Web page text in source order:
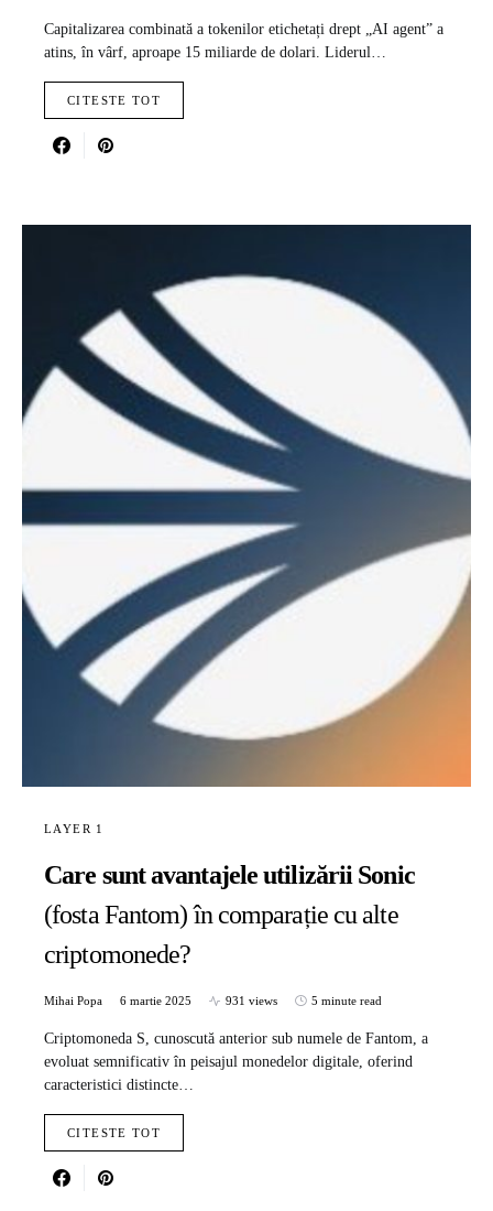
Capitalizarea combinată a tokenilor etichetați drept „AI agent” a
atins, în vârf, aproape 15 miliarde de dolari. Liderul…
CITESTE TOT
LAYER 1
Care sunt avantajele utilizării Sonic
(fosta Fantom) în comparație cu alte
criptomonede?
Mihai Popa 6 martie 2025 931 views 5 minute read
Criptomoneda S, cunoscută anterior sub numele de Fantom, a
evoluat semnificativ în peisajul monedelor digitale, oferind
caracteristici distincte…
CITESTE TOT